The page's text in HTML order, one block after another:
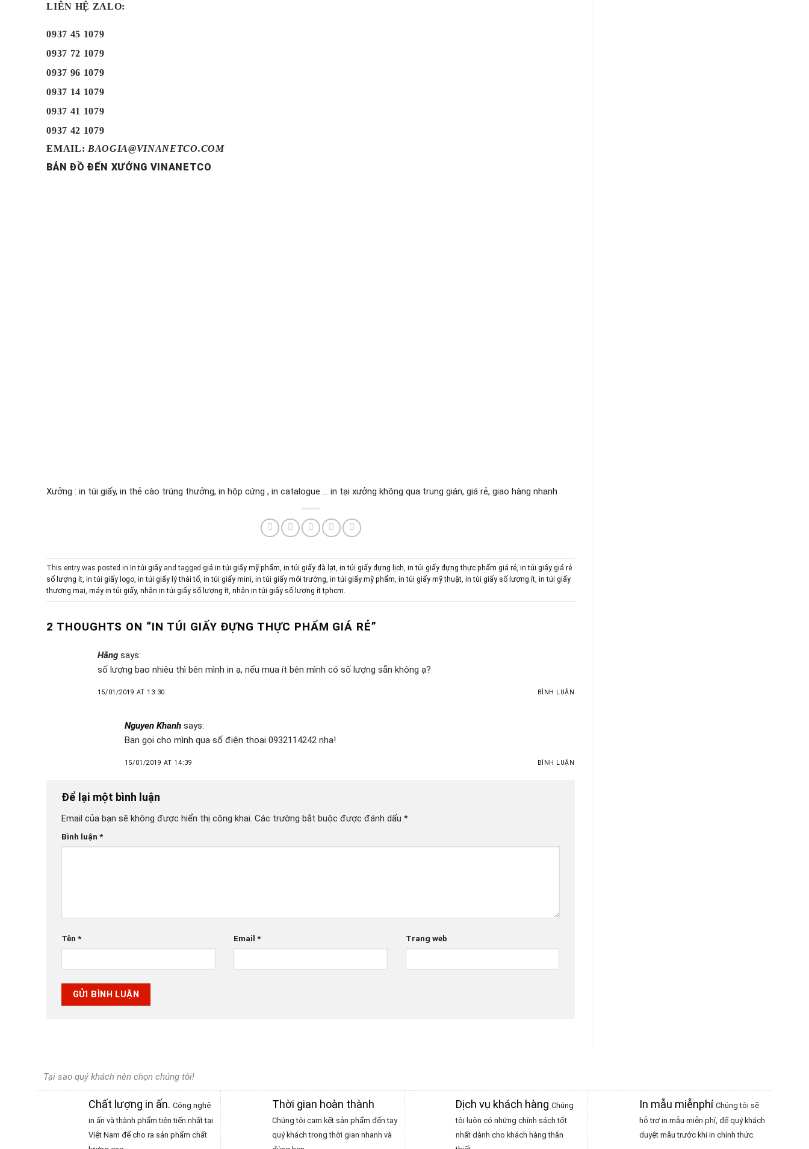
LIÊN HỆ ZALO:
0937 45 1079
0937 72 1079
0937 96 1079
0937 14 1079
0937 41 1079
0937 42 1079
EMAIL: BAOGIA@VINANETCO.COM
BẢN ĐỒ ĐẾN XƯỞNG VINANETCO
Xưởng : in túi giấy, in thẻ cào trúng thưởng, in hộp cứng , in catalogue ... in tại xưởng không qua trung gián, giá rẻ, giao hàng nhanh
This entry was posted in In túi giấy and tagged giá in túi giấy mỹ phẩm in túi giấy đà lạt in túi giấy đựng lịch in túi giấy đựng thực phẩm giá rẻ in túi giấy giá rẻ
số lượng ít in túi giấy logo in túi giấy lý thái tổ in túi giấy mini in túi giấy môi trường in túi giấy mỹ phẩm in túi giấy mỹ thuật in túi giấy số lượng ít in túi giấy
thương mại máy in túi giấy, nhận in túi giấy số lượng ít nhận in túi giấy số lượng ít tphcm
2 THOUGHTS ON “IN TÚI GIẤY ĐỰNG THỰC PHẨM GIÁ RẺ”
Hằng says:
số lượng bao nhiêu thì bên mình in ạ, nếu mua ít bên mình có số lượng sẵn không ạ?
15/01/2019 AT 13:30 BÌNH LUẬN
Nguyen Khanh says:
Bạn gọi cho mình qua số điện thoại 0932114242 nha!
15/01/2019 AT 14:39 BÌNH LUẬN
Để lại một bình luận
Email của bạn sẽ không được hiển thị công khai. Các trường bắt buộc được đánh dấu *
Bình luận *
Tên * Email * Trang web
Tại sao quý khách nên chọn chúng tôi!
Chất lượng in ấn.Công nghệ
in ấn và thành phẩm tiên tiến nhất tại
Việt Nam để cho ra sản phẩm chất
Thời gian hoàn thành
Chúng tôi cam kết sản phẩm đến tay
quý khách trong thời gian nhanh và
Dịch vụ khách hàngChúng
tôi luôn có những chính sách tốt
nhất dành cho khách hàng thân
In mẫu miễnphíChúng tôi sẽ
hỗ trợ in mẫu miễn phí, để quý khách
duyệt mẫu trước khi in chính thức.